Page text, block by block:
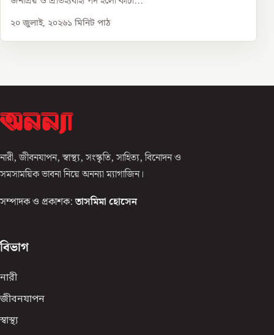
২০ জুলাই, ২০২৬১ মিনিট পাঠ
নারী, জীবনযাপন, স্বাস্থ্য, সংস্কৃতি, সাহিত্য, বিনোদন ও
সমসাময়িক ভাবনা নিয়ে অনন্যা ম্যাগাজিন।
সম্পাদক ও প্রকাশক: তাসমিমা হোসেন
বিভাগ
নারী
জীবনযাপন
স্বাস্থ্য